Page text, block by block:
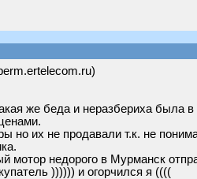
же беда и неразбериха была
но их не продавали т.к. не
мотор недорого в Мурманск
)))))) и огорчился я ((((